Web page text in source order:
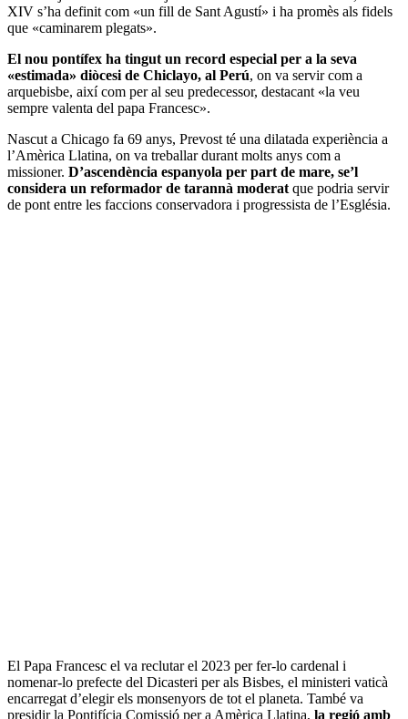
XIV s’ha definit com «un fill de Sant Agustí» i ha promès als fidels
que «caminarem plegats».
El nou pontífex ha tingut un record especial per a la seva
«estimada» diòcesi de Chiclayo, al Perú, on va servir com a
arquebisbe, així com per al seu predecessor, destacant «la veu
sempre valenta del papa Francesc».
Nascut a Chicago fa 69 anys, Prevost té una dilatada experiència a
l’Amèrica Llatina, on va treballar durant molts anys com a
missioner. D’ascendència espanyola per part de mare, se’l
considera un reformador de tarannà moderat que podria servir
de pont entre les faccions conservadora i progressista de l’Església.
El Papa Francesc el va reclutar el 2023 per fer-lo cardenal i
nomenar-lo prefecte del Dicasteri per als Bisbes, el ministeri vaticà
encarregat d’elegir els monsenyors de tot el planeta. També va
presidir la Pontifícia Comissió per a Amèrica Llatina, la regió amb